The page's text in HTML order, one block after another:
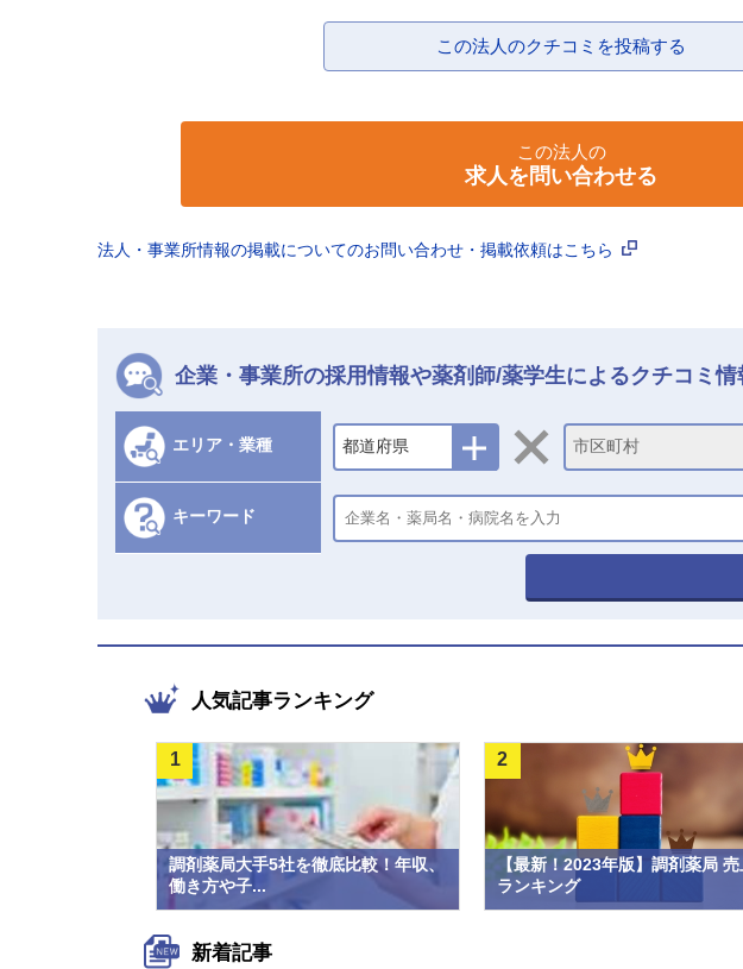
この法人のクチコミを投稿する
この法人の
求人を問い合わせる
法人・事業所情報の掲載についてのお問い合わせ・掲載依頼はこちら
企業・事業所の採用情報や薬剤師/薬学生によるクチコミ情
エリア・業種 都道府県 市区町村
キーワード
人気記事ランキング
調剤薬局大手5社を徹底比較！年収、
働き方や子...
1
【最新！2023年版】調剤薬局 売
ランキング
2
新着記事